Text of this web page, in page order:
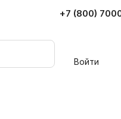
+7 (800)
Войти